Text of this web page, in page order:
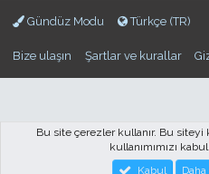
Gündüz Modu Türkçe (TR)
Bize ulaşın Şartlar ve kurallar
Forum software by XenForo™© 2010-
Bu site çerezler kullanır. Bu
kullanımımızı
Kabul